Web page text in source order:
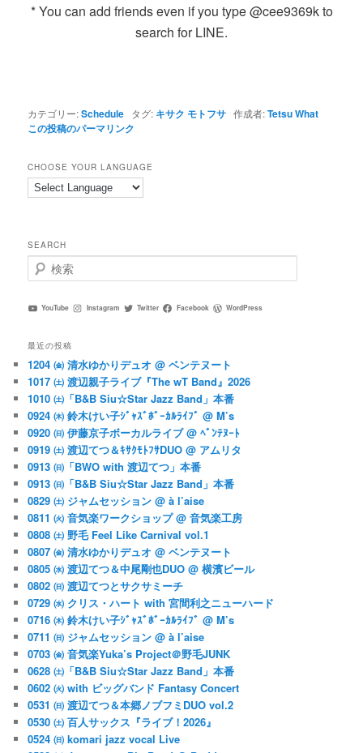
* You can add friends even if you type @cee9369k to
search for LINE.
カテゴリー:Schedule タグ: キサク モトフサ 作成者:Tetsu What
この投稿のパーマリンク
CHOOSE YOUR LANGUAGE
SEARCH
検
索
YouTube Instagram Twitter Facebook WordPress
最近の投稿
1204 ㈮ 清水ゆかりデュオ @ ベンテヌート
1017 ㈯ 渡辺親子ライブ『The wT Band』2026
1010 ㈯「B&B Siu☆Star Jazz Band」本番
0924 ㈭ 鈴木けい子ｼﾞｬｽﾞﾎﾞｰｶﾙﾗｲﾌﾞ @ M’s
0920 ㈰ 伊藤京子ボーカルライブ @ ﾍﾞﾝﾃﾇｰﾄ
0919 ㈯ 渡辺てつ＆ｷｻｸﾓﾄﾌｻDUO @ アムリタ
0913 ㈰「BWO with 渡辺てつ」本番
0913 ㈰「B&B Siu☆Star Jazz Band」本番
0829 ㈯ ジャムセッション @ à l’aise
0811 ㈫ 音気楽ワークショップ @ 音気楽工房
0808 ㈯ 野毛 Feel Like Carnival vol.1
0807 ㈮ 清水ゆかりデュオ @ ベンテヌート
0805 ㈬ 渡辺てつ＆中尾剛也DUO @ 横濱ビール
0802 ㈰ 渡辺てつとサクサミーチ
0729 ㈬ クリス・ハート with 宮間利之ニューハード
0716 ㈭ 鈴木けい子ｼﾞｬｽﾞﾎﾞｰｶﾙﾗｲﾌﾞ @ M’s
0711 ㈰ ジャムセッション @ à l’aise
0703 ㈮ 音気楽Yuka’s Project＠野毛JUNK
0628 ㈯「B&B Siu☆Star Jazz Band」本番
0602 ㈫ with ビッグバンド Fantasy Concert
0531 ㈰ 渡辺てつ＆本郷ノブフミDUO vol.2
0530 ㈯ 百人サックス『ライブ！2026』
0524 ㈰ komari jazz vocal Live